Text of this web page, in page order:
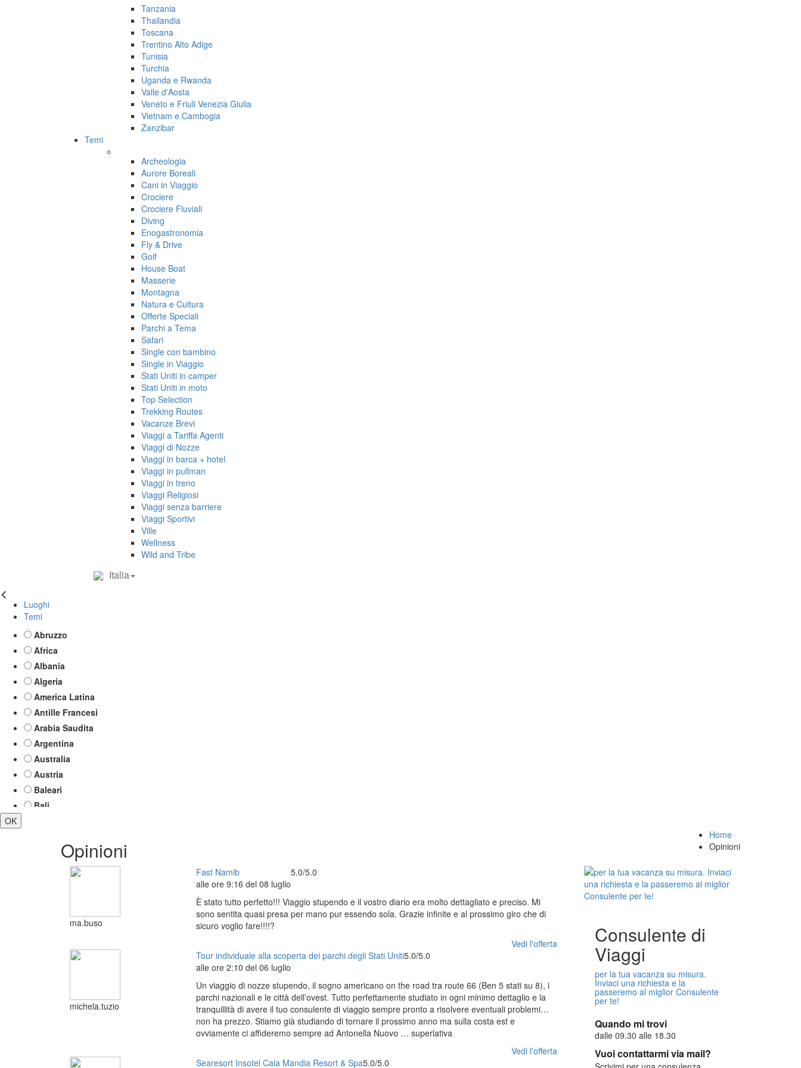
Tanzania
Thailandia
Toscana
Trentino Alto Adige
Tunisia
Turchia
Uganda e Rwanda
Valle d'Aosta
Veneto e Friuli Venezia Giulia
Vietnam e Cambogia
Zanzibar
Temi
Archeologia
Aurore Boreali
Cani in Viaggio
Crociere
Crociere Fluviali
Diving
Enogastronomia
Fly & Drive
Golf
House Boat
Masserie
Montagna
Natura e Cultura
Offerte Speciali
Parchi a Tema
Safari
Single con bambino
Single in Viaggio
Stati Uniti in camper
Stati Uniti in moto
Top Selection
Trekking Routes
Vacanze Brevi
Viaggi a Tariffa Agenti
Viaggi di Nozze
Viaggi in barca + hotel
Viaggi in pullman
Viaggi in treno
Viaggi Religiosi
Viaggi senza barriere
Viaggi Sportivi
Ville
Wellness
Wild and Tribe
Italia
Luoghi
Temi
Abruzzo
Africa
Albania
Algeria
America Latina
Antille Francesi
Arabia Saudita
Argentina
Australia
Austria
Baleari
Bali
Bolivia e Cile
OK
Opinioni
Home
Opinioni
ma.buso
Fast Namib
alle ore 9:16 del 08 luglio
5.0/5.0
È stato tutto perfetto!!! Viaggio stupendo e il vostro diario era molto dettagliato e preciso. Mi
sono sentita quasi presa per mano pur essendo sola. Grazie infinite e al prossimo giro che di
sicuro voglio fare!!!!?
Vedi l'offerta
michela.tuzio
Tour individuale alla scoperta dei parchi degli Stati Uniti
alle ore 2:10 del 06 luglio
5.0/5.0
Un viaggio di nozze stupendo, il sogno americano on the road tra route 66 (Ben 5 stati su 8), i
parchi nazionali e le città dell’ovest. Tutto perfettamente studiato in ogni minimo dettaglio e la
tranquillità di avere il tuo consulente di viaggio sempre pronto a risolvere eventuali problemi…
non ha prezzo. Stiamo già studiando di tornare il prossimo anno ma sulla costa est e
ovviamente ci affideremo sempre ad Antonella Nuovo … superlativa
Vedi l'offerta
Searesort Insotel Cala Mandia Resort & Spa5.0/5.0
Consulente di
Viaggi
per la tua vacanza su misura.
Inviaci una richiesta e la
passeremo al miglior Consulente
per te!
Quando mi trovi
dalle 09.30 alle 18.30
Vuoi contattarmi via mail?